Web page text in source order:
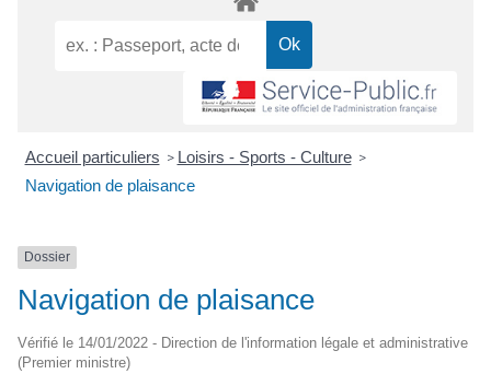
Accueil particuliers > Loisirs - Sports - Culture >
Navigation de plaisance
Dossier
Navigation de plaisance
Vérifié le 14/01/2022 - Direction de l'information légale et administrative
(Premier ministre)